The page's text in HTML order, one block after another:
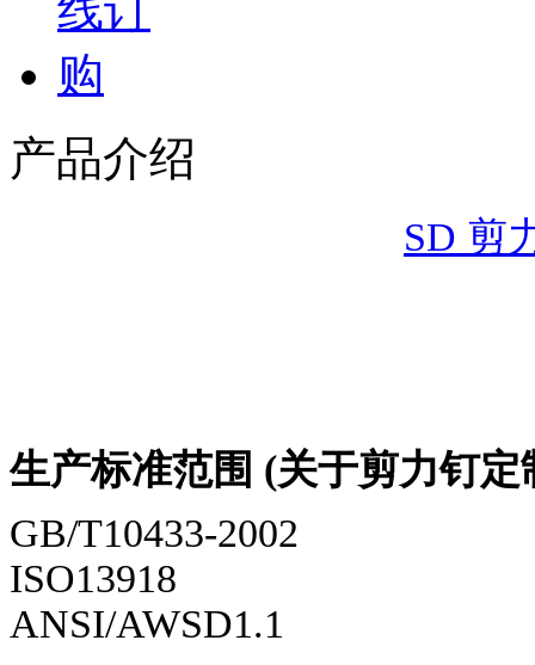
产品介绍
SD 剪
生产标准范围 (关于剪力钉定
GB/T10433-2002
ISO13918
ANSI/AWSD1.1